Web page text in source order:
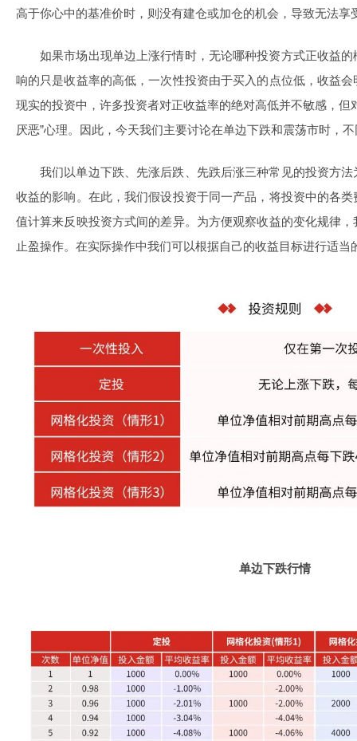
高于你心中的基准价时，则没有建仓或加仓的机会，导致无法享
如果市场出现单边上涨行情时，无论哪种投资方式正收益
响的只是收益率的高低，一次性投资由于买入的点位低，收益
现实的投资中，许多投资者对正收益率的绝对高低并不敏感，但
厌恶”心理。因此，今天我们主要讨论在单边下跌和震荡市时，
我们以单边下跌、先涨后跌、先跌后涨三种常见的投资方
收益的影响。在此，我们假设投资于同一产品，将投资中的各
值计算来反映投资方式间的差异。为方便观察收益的变化规律
止盈操作。在实际操作中我们可以根据自己的收益目标进行适当
单边下跌行情